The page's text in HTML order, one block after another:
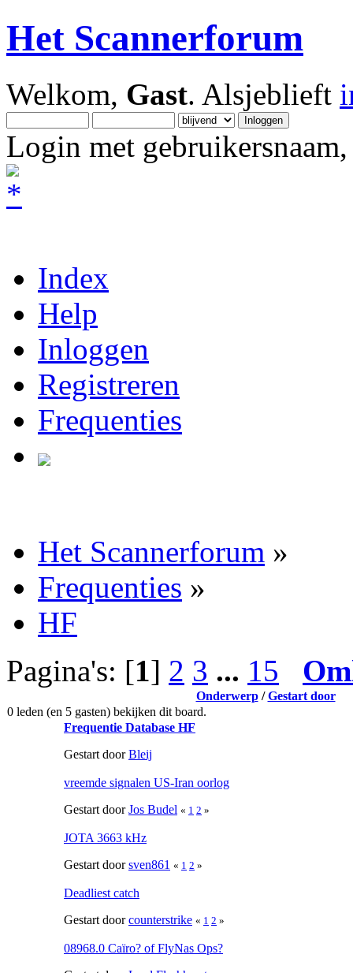
Het Scannerforum
Welkom, Gast. Alsjeblieft
Login met
Index
Help
Inloggen
Registreren
Frequenties
Het Scannerforum »
Frequenties »
HF
Pagina's: [1] 2 3 ... 15
Onderwerp/Gestart door
0 leden (en 5 gasten) bekijken dit board.
Frequentie Database HF
Gestart doorBleij
vreemde signalen US-Iran oorlog
Gestart doorJos Budel « 1 2 »
JOTA 3663 kHz
Gestart doorsven861 « 1 2 »
Deadliest catch
Gestart doorcounterstrike « 1 2 »
08968.0 Caïro? of FlyNas Ops?